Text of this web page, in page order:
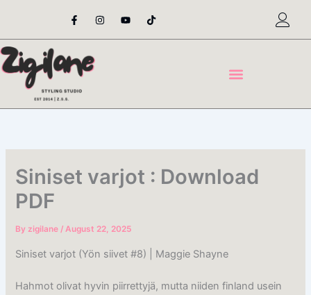
content
F
a
e
o
o
-
I
n
t
Y
o
t
T
i
t
Siniset varjot : Download
PDF
Byzigilane/August 22, 2025
Siniset varjot (Yön siivet #8) | Maggie Shayne
Hahmot olivat hyvin piirrettyjä, mutta niiden finland usein